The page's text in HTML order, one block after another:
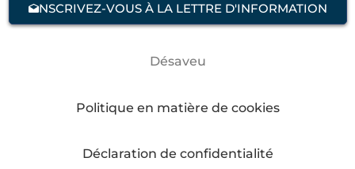
NSCRIVEZ-VOUS À LA LETTRE D'INFORMATION
Désaveu
Politique en matière de cookies
Déclaration de confidentialité